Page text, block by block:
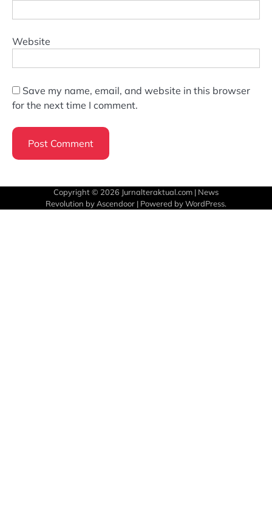
Website
Save my name, email, and website in this browser
for the next time I comment.
Copyright © 2026 Jurnalteraktual.com | News
Revolution by Ascendoor | Powered byWordPress.